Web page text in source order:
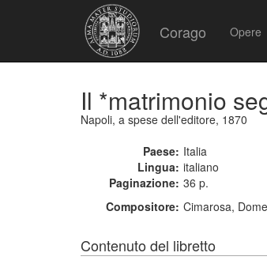
Corago Opere
Il *matrimonio
Napoli, a spese dell'editore, 1870
Paese: Italia
Lingua: italiano
Paginazione: 36 p.
Compositore: Cimarosa,
Contenuto del libretto